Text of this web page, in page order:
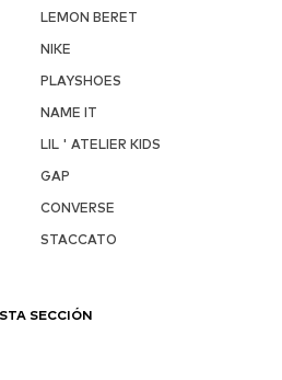
LEMON BERET
NIKE
PLAYSHOES
NAME IT
LIL ' ATELIER KIDS
GAP
CONVERSE
STACCATO
SECCIÓN